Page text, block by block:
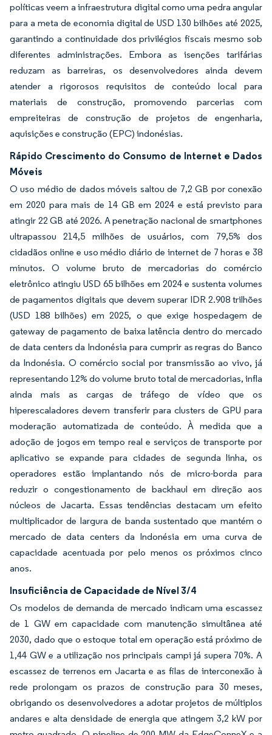
políticas veem a infraestrutura digital como uma pedra angular
para a meta de economia digital de USD 130 bilhões até 2025,
garantindo a continuidade dos privilégios fiscais mesmo sob
diferentes administrações. Embora as isenções tarifárias
reduzam as barreiras, os desenvolvedores ainda devem
atender a rigorosos requisitos de conteúdo local para
materiais de construção, promovendo parcerias com
empreiteiras de construção de projetos de engenharia,
aquisições e construção (EPC) indonésias.
Rápido Crescimento do Consumo de Internet e Dados
Móveis
O uso médio de dados móveis saltou de 7,2 GB por conexão
em 2020 para mais de 14 GB em 2024 e está previsto para
atingir 22 GB até 2026. A penetração nacional de smartphones
ultrapassou 214,5 milhões de usuários, com 79,5% dos
cidadãos online e uso médio diário de internet de 7 horas e 38
minutos. O volume bruto de mercadorias do comércio
eletrônico atingiu USD 65 bilhões em 2024 e sustenta volumes
de pagamentos digitais que devem superar IDR 2.908 trilhões
(USD 188 bilhões) em 2025, o que exige hospedagem de
gateway de pagamento de baixa latência dentro do mercado
de data centers da Indonésia para cumprir as regras do Banco
da Indonésia. O comércio social por transmissão ao vivo, já
representando 12% do volume bruto total de mercadorias, infla
ainda mais as cargas de tráfego de vídeo que os
hiperescaladores devem transferir para clusters de GPU para
moderação automatizada de conteúdo. À medida que a
adoção de jogos em tempo real e serviços de transporte por
aplicativo se expande para cidades de segunda linha, os
operadores estão implantando nós de micro-borda para
reduzir o congestionamento de backhaul em direção aos
núcleos de Jacarta. Essas tendências destacam um efeito
multiplicador de largura de banda sustentado que mantém o
mercado de data centers da Indonésia em uma curva de
capacidade acentuada por pelo menos os próximos cinco
anos.
Insuficiência de Capacidade de Nível 3/4
Os modelos de demanda de mercado indicam uma escassez
de 1 GW em capacidade com manutenção simultânea até
2030, dado que o estoque total em operação está próximo de
1,44 GW e a utilização nos principais campi já supera 70%. A
escassez de terrenos em Jacarta e as filas de interconexão à
rede prolongam os prazos de construção para 30 meses,
obrigando os desenvolvedores a adotar projetos de múltiplos
andares e alta densidade de energia que atingem 3,2 kW por